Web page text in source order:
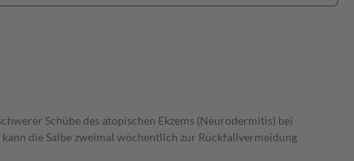
Schübe des atopischen Ekzems (Neurodermitis) bei
die Salbe zweimal wöchentlich zur Rückfallvermeidung